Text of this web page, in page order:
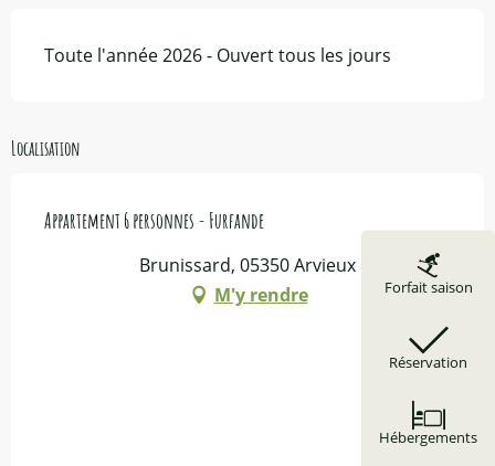
Forfait saison
Réservation
Hébergements
Toute l'année 2026 - Ouvert tous les jours
Localisation
Appartement 6 personnes - Furfande
Brunissard, 05350 Arvieux
M'y rendre